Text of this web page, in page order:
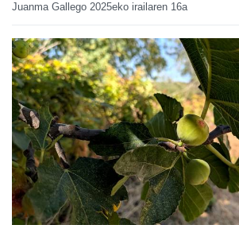
Juanma Gallego 2025eko irailaren 16a